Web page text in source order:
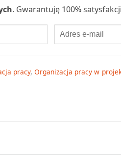
. Gwarantuję 100%
pracy,Organizacja pracy w